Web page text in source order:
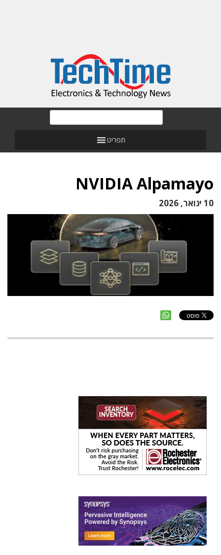
תפריט
NVIDIA Alpamayo
10 ינואר, 2026